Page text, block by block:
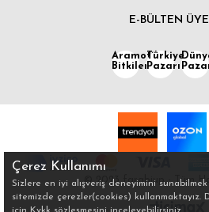
E-BÜLTEN
Aramotik
Bitkiler
Türkiye
Pazarı
© 2023 farabiup - Tüm
Çerez Kullanımı
Sizlere en iyi alışveriş deneyimini sunabilmek
sitemizde çerezler(cookies) kullanmaktayız.